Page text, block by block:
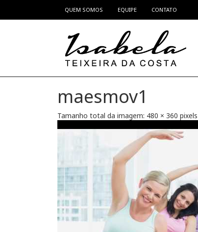
Pular para o conteúdo
QUEM SOMOS EQUIPE CONTATO
maesmov1
Tamanho total da imagem: 480 × 360 pixels